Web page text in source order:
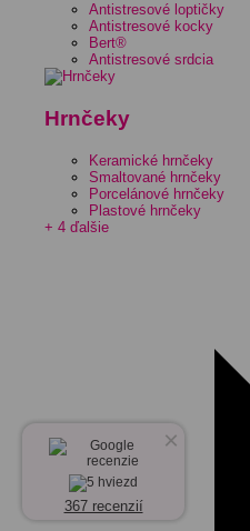
Antistresové loptičky
Antistresové kocky
Bert®
Antistresové srdcia
Hrnčeky
Keramické hrnčeky
Smaltované hrnčeky
Porcelánové hrnčeky
Plastové hrnčeky
+ 4 ďalšie
×
367 recenzií